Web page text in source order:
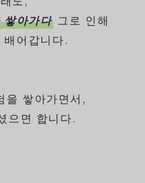
쌓아가다 그로 인해
어갑니다.
을 쌓아가면서,
으면 합니다.